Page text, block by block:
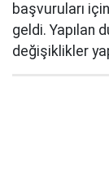
başvuruları
geldi. Yapılan
değişiklikler